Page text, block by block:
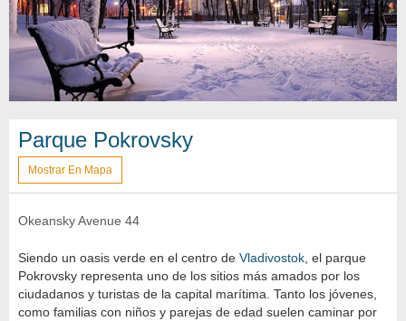
Parque Pokrovsky
Mostrar En Mapa
Okeansky Avenue 44
Siendo un oasis verde en el centro de Vladivostok , el parque
Pokrovsky representa uno de los sitios más amados por los
ciudadanos y turistas de la capital marítima. Tanto los jóvenes,
como familias con niños y parejas de edad suelen caminar por